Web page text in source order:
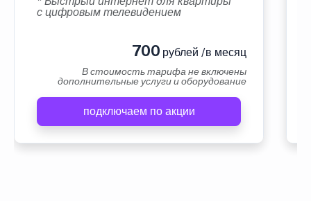
с цифровым телевидением
700 рублей /в месяц
В стоимость тарифа не включены
дополнительные услуги и оборудование
подключаем по акции